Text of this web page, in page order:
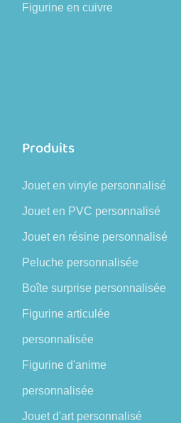
Figurine en cuivre
Produits
Jouet en vinyle personnalisé
Jouet en PVC personnalisé
Jouet en résine personnalisé
Peluche personnalisée
Boîte surprise personnalisée
Figurine articulée
personnalisée
Figurine d'anime
personnalisée
Jouet d'art personnalisé